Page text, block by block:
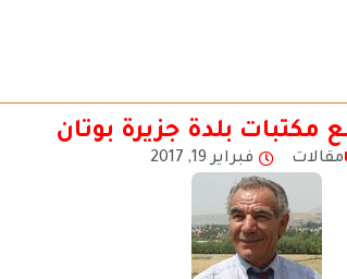
مكتبات بلدة جزيرة بوتان
مقالات فبراير 19, 2017